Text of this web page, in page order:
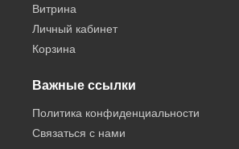
Витрина
Личный кабинет
Корзина
Важные ссылки
Политика конфиденциальности
Связаться с нами